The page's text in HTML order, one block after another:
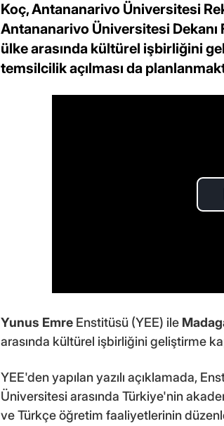
Koç, Antananarivo Üniversitesi
Antananarivo Üniversitesi Dekanı
ülke arasında kültürel işbirliğini
temsilcilik açılması da
Yunus Emre Enstitüsü (YEE) ile
arasında kültürel işbirliğini geliştirme
YEE'den yapılan yazılı açıklamada,
Üniversitesi arasında Türkiye'nin
ve Türkçe öğretim faaliyetlerinin